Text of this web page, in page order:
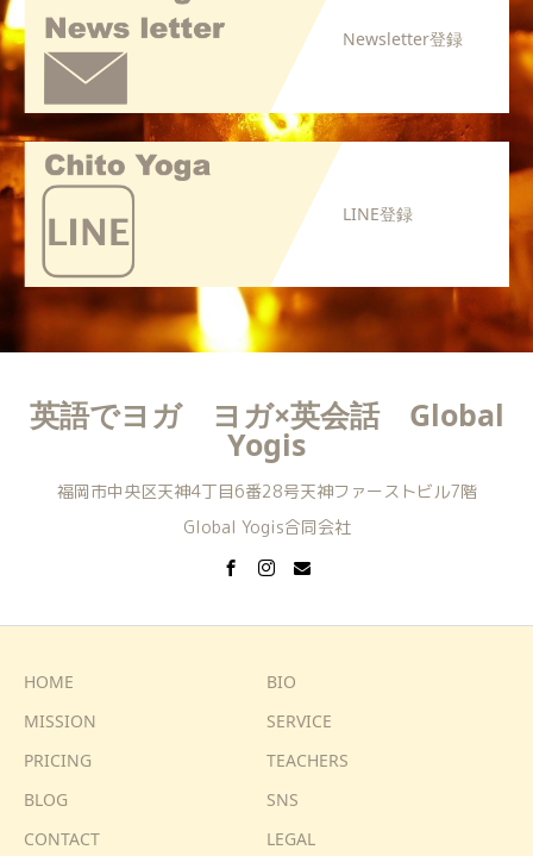
Newsletter登録
LINE登録
英語でヨガ ヨガ×英会話 Global
Yogis
福岡市中央区天神4丁目6番28号天神ファーストビル7階
Global Yogis合同会社
HOME
BIO
MISSION
SERVICE
PRICING
TEACHERS
BLOG
SNS
CONTACT
LEGAL